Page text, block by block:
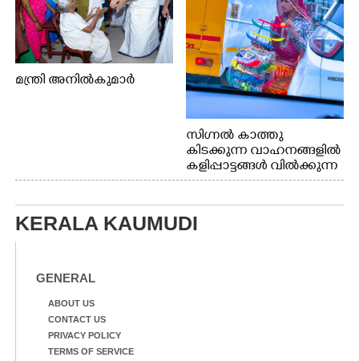
മന്ത്രി അനിൽകുമാർ
സിഗ്നൽ കാത്തു
കിടക്കുന്ന വാഹനങ്ങളിൽ
കളിപ്പാട്ടങ്ങൾ വിൽക്കുന്ന
നാടോടി യുവതി. ഇടപ്പള്ളി
KERALA KAUMUDI
GENERAL
ABOUT US
CONTACT US
PRIVACY POLICY
TERMS OF SERVICE